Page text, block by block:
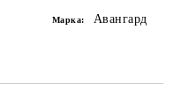
Марка: Авангард